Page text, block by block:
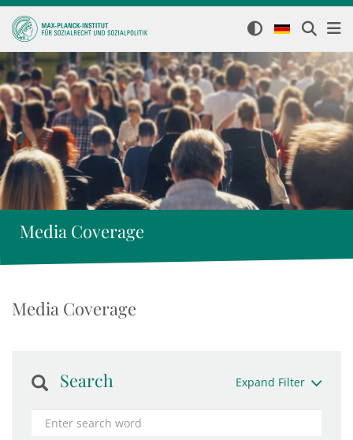
Media Coverage
Media Coverage
Search Expand Filter